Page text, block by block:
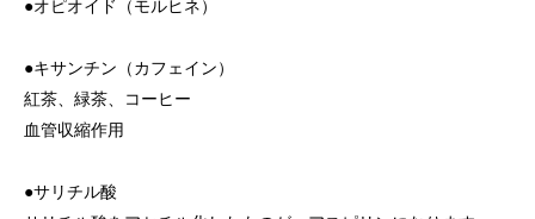
●オピオイド（モルヒネ）
●キサンチン（カフェイン）
紅茶、緑茶、コーヒー
血管収縮作用
●サリチル酸